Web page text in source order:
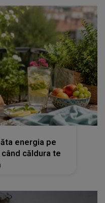
energia pe
căldura te